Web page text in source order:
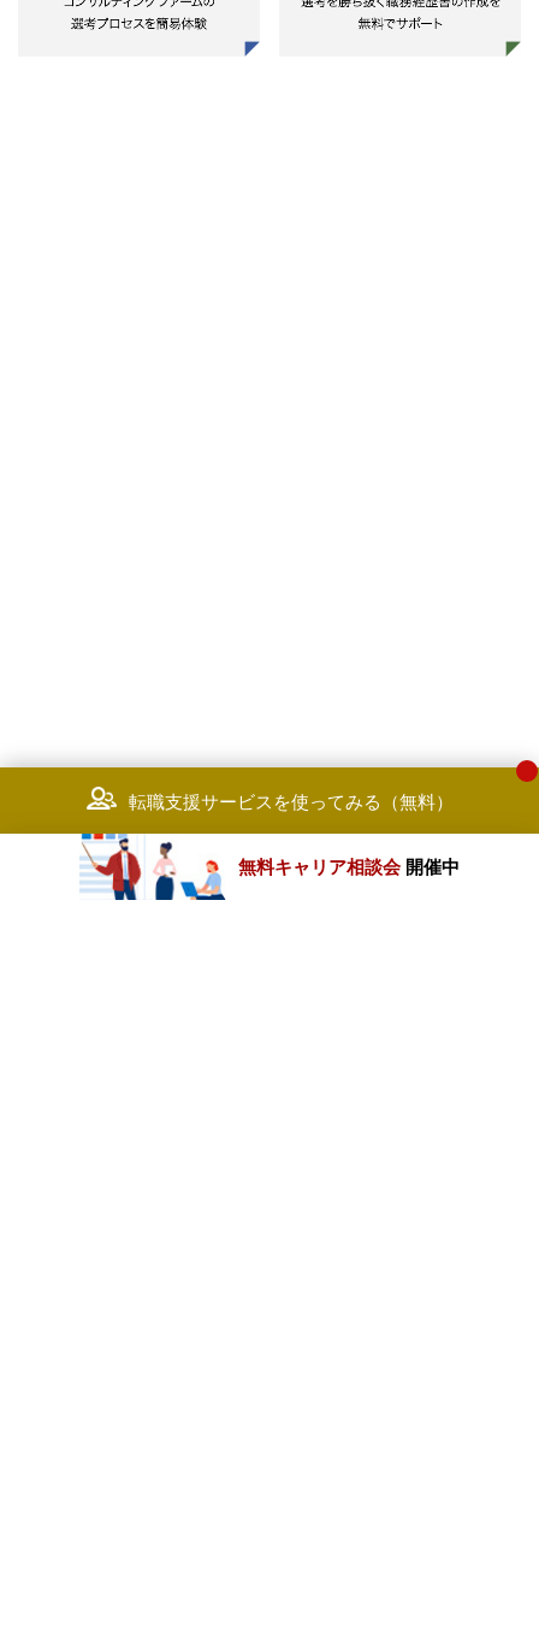
転職支援サービスを使ってみる（無料）
無料キャリア相談会 開催中